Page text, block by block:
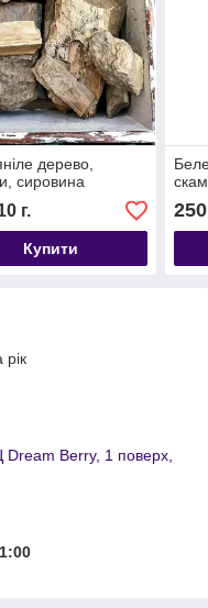
дерево,
сировина
г.
Купити
250
рік
Berry, 1 поверх,